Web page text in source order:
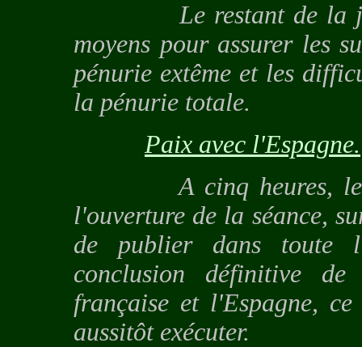
Le restant de la
moyens pour assurer les
pénurie extême et les
la pénurie totale.
Paix avec l'Espagne.
A cinq heures, le
l'ouverture de la séance,
de publier dans toute
conclusion définitive
française et l'Espagne,
aussitôt exécuter.